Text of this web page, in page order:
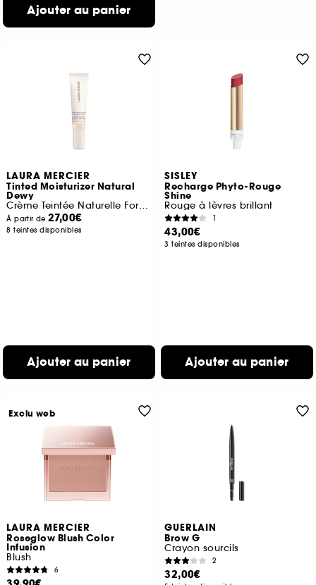
Ajouter au panier
LAURA MERCIER
Tinted Moisturizer Natural
Dewy
Crème Teintée Naturelle Format Voyage
À partir de27,00€
8 teintes disponibles
Ajouter au panier
SISLEY
Recharge Phyto-Rouge
Shine
Rouge à lèvres brillant
1
43,00€
3 teintes disponibles
Ajouter au panier
LAURA MERCIER
Roseglow Blush Color
Infusion
Blush
6
Exclu web
GUERLAIN
Brow G
Crayon sourcils
2
32,00€